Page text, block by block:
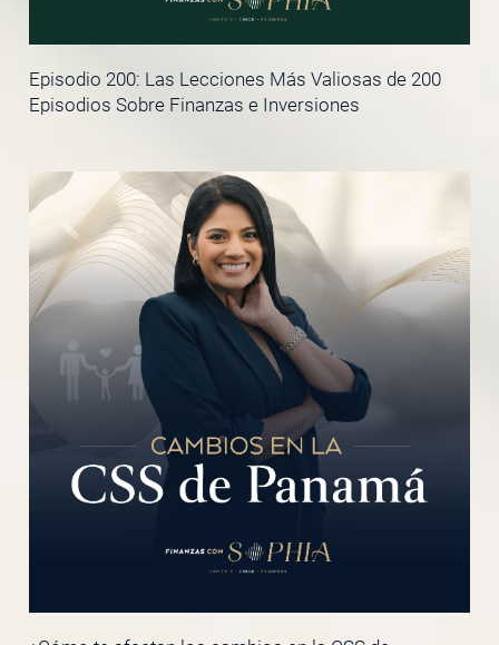
Episodio 200: Las Lecciones Más Valiosas de 200
Episodios Sobre Finanzas e Inversiones